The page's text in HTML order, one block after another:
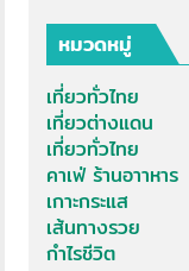
หมวดหมู่
เที่ยวทั่วไทย
เที่ยวต่างแดน
เที่ยวทั่วไทย
คาเฟ่ ร้านอาาหาร
เกาะกระแส
เส้นทางรวย
กำไรชีวิต